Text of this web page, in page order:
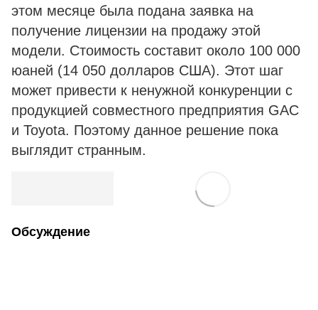
этом месяце была подана заявка на
получение лицензии на продажу этой
модели. Стоимость составит около 100 000
юаней (14 050 долларов США). Этот шаг
может привести к ненужной конкуренции с
продукцией совместного предприятия GAC
и Toyota. Поэтому данное решение пока
выглядит странным.
Обсуждение